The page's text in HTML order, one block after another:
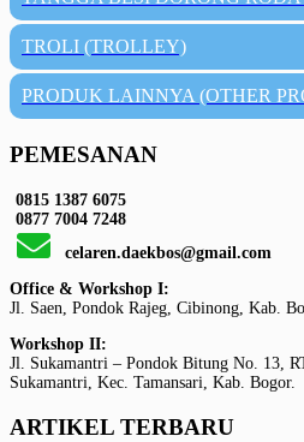
TROLI (TROLLEY)
PRODUK LAINNYA (OTHER
PEMESANAN
0815 1387 6075
0877 7004 7248
celaren.daekbos@gmail.com
Office & Workshop I:
Jl. Saen, Pondok Rajeg, Cibinong, Kab.
Workshop II:
Jl. Sukamantri – Pondok Bitung No. 13,
Sukamantri, Kec. Tamansari, Kab. Bogor.
ARTIKEL TERBARU